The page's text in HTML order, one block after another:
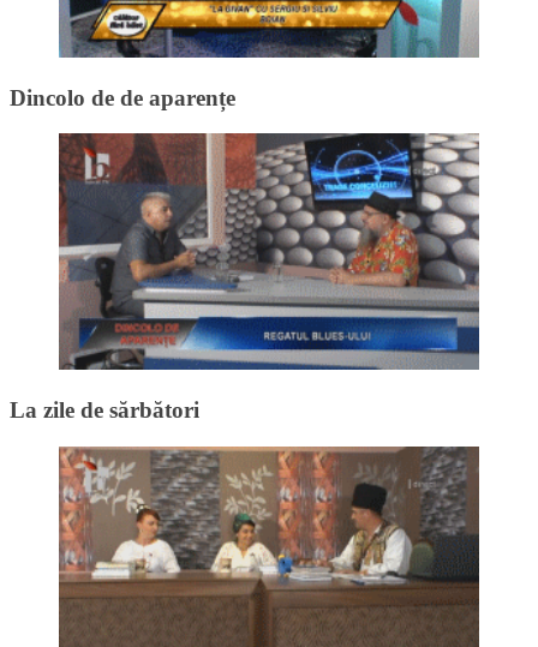
Dincolo de de aparențe
La zile de sărbători